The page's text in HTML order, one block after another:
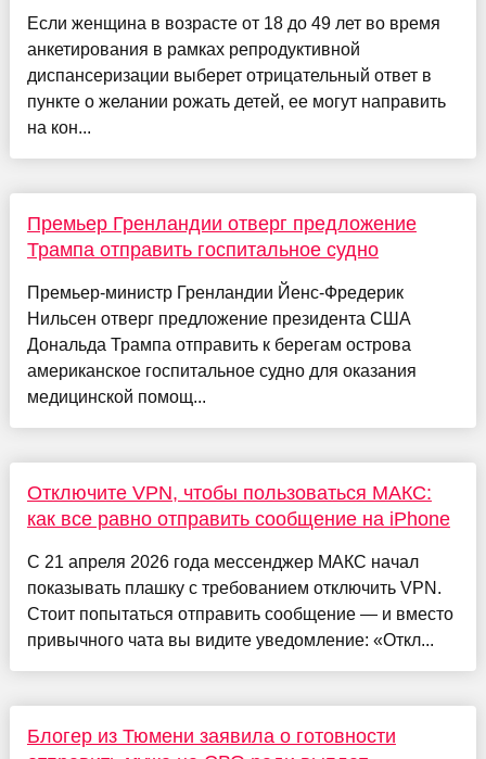
Если женщина в возрасте от 18 до 49 лет во время
анкетирования в рамках репродуктивной
диспансеризации выберет отрицательный ответ в
пункте о желании рожать детей, ее могут направить
на кон...
Премьер Гренландии отверг предложение
Трампа отправить госпитальное судно
Премьер-министр Гренландии Йенс-Фредерик
Нильсен отверг предложение президента США
Дональда Трампа отправить к берегам острова
американское госпитальное судно для оказания
медицинской помощ...
Отключите VPN, чтобы пользоваться МАКС:
как все равно отправить сообщение на iPhone
С 21 апреля 2026 года мессенджер МАКС начал
показывать плашку с требованием отключить VPN.
Стоит попытаться отправить сообщение — и вместо
привычного чата вы видите уведомление: «Откл...
Блогер из Тюмени заявила о готовности